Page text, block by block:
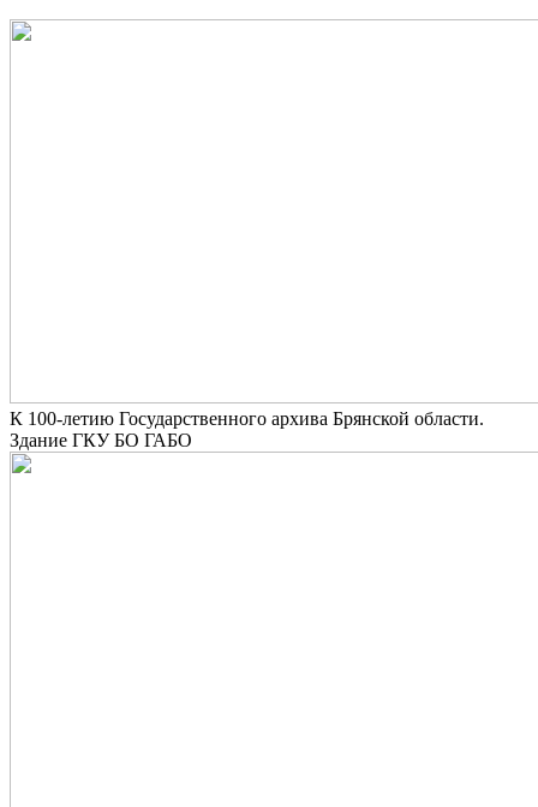
К 100-летию Государственного архива Брянской области.
Здание ГКУ БО ГАБО